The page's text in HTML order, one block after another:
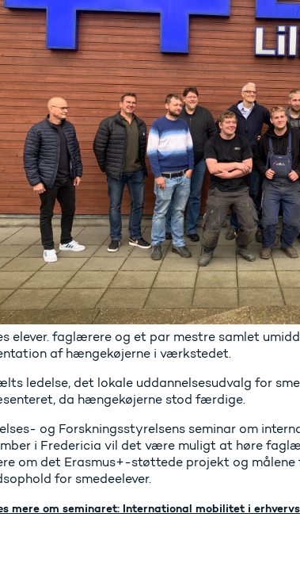
elever. faglærere og et par mestre samlet
af hængekøjerne i værkstedet.
ledelse, det lokale uddannelsesudvalg for
da hængekøjerne stod færdige.
og Forskningsstyrelsens seminar om
i Fredericia vil det være muligt at høre
om det Erasmus+-støttede projekt og målene
for smedeelever.
mere om seminaret: International mobilitet i